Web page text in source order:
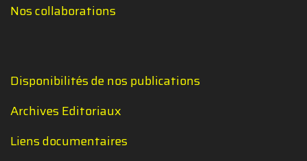
Nos collaborations
Disponibilités de nos publications
Archives Editoriaux
Liens documentaires